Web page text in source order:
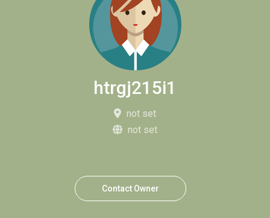
htrgj215i1
not set
not set
Contact Owner